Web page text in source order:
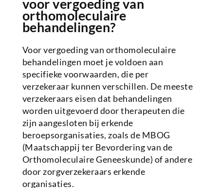
voor vergoeding van
orthomoleculaire
behandelingen?
Voor vergoeding van orthomoleculaire
behandelingen moet je voldoen aan
specifieke voorwaarden, die per
verzekeraar kunnen verschillen. De meeste
verzekeraars eisen dat behandelingen
worden uitgevoerd door therapeuten die
zijn aangesloten bij erkende
beroepsorganisaties, zoals de MBOG
(Maatschappij ter Bevordering van de
Orthomoleculaire Geneeskunde) of andere
door zorgverzekeraars erkende
organisaties.